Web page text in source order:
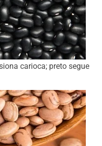
carioca; preto segue